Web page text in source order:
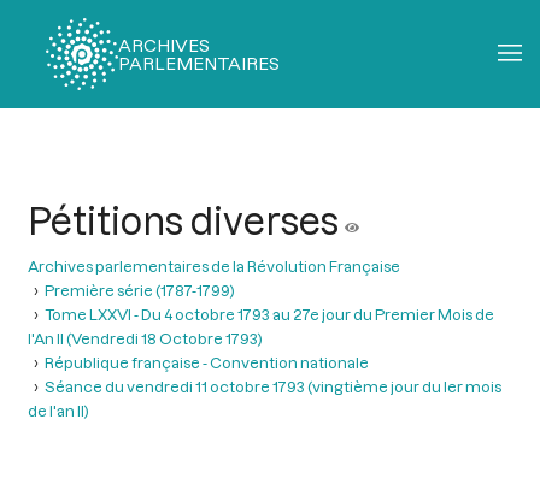
ARCHIVES
PARLEMENTAIRES
Pétitions diverses
Archives parlementaires de la Révolution Française
Première série (1787-1799)
Tome LXXVI - Du 4 octobre 1793 au 27e jour du Premier Mois de
l'An II (Vendredi 18 Octobre 1793)
République française - Convention nationale
Séance du vendredi 11 octobre 1793 (vingtième jour du ler mois
de l'an II)